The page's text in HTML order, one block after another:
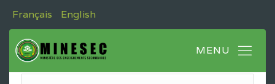
Français English